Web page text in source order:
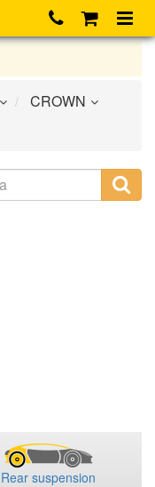
Rear suspension